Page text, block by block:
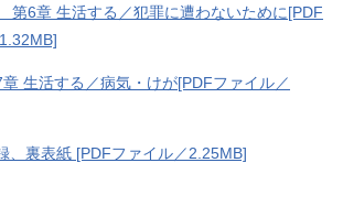
第6章 生活する／犯罪に遭わないために[PDF
生活する／病気・けが[PDFファイル／
裏表紙 [PDFファイル／2.25MB]